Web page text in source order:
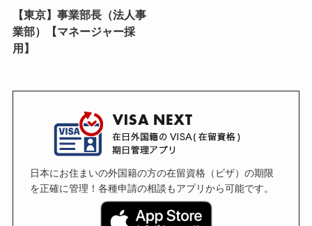
【東京】事業部長（法人事
業部）【マネージャー採
用】
日本にお住まいの外国籍の方の在留資格（ビザ）の期限
を正確に管理！各種申請の相談もアプリから可能です。